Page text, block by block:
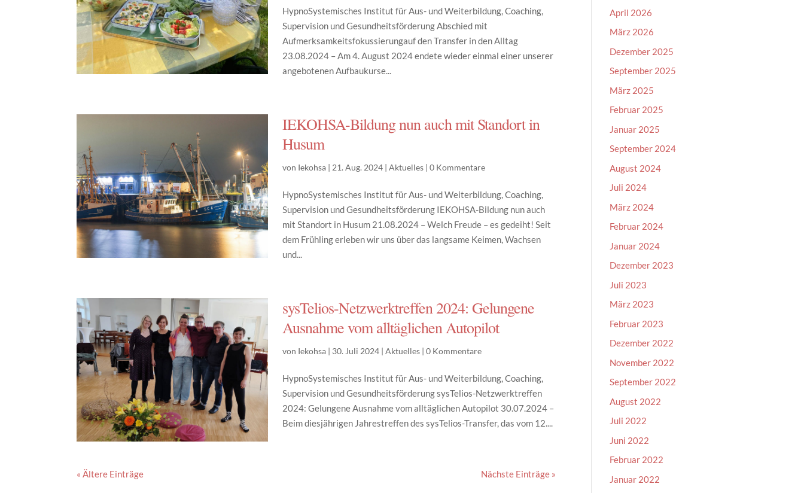
HypnoSystemisches Institut für Aus- und Weiterbildung, Coaching,
Supervision und Gesundheitsförderung Abschied mit
Aufmerksamkeitsfokussierungauf den Transfer in den Alltag
23.08.2024 – Am 4. August 2024 endete wieder einmal einer unserer
angebotenen Aufbaukurse...
IEKOHSA-Bildung nun auch mit Standort in
Husum
von Iekohsa | 21. Aug. 2024 |Aktuelles |0 Kommentare
HypnoSystemisches Institut für Aus- und Weiterbildung, Coaching,
Supervision und Gesundheitsförderung IEKOHSA-Bildung nun auch
mit Standort in Husum 21.08.2024 – Welch Freude – es gedeiht! Seit
dem Frühling erleben wir uns über das langsame Keimen, Wachsen
und...
sysTelios-Netzwerktreffen 2024: Gelungene
Ausnahme vom alltäglichen Autopilot
von Iekohsa | 30. Juli 2024 |Aktuelles |0 Kommentare
HypnoSystemisches Institut für Aus- und Weiterbildung, Coaching,
Supervision und Gesundheitsförderung sysTelios-Netzwerktreffen
2024: Gelungene Ausnahme vom alltäglichen Autopilot 30.07.2024 –
Beim diesjährigen Jahrestreffen des sysTelios-Transfer, das vom 12....
« Ältere Einträge Nächste Einträge »
April 2026
März 2026
Dezember 2025
September 2025
März 2025
Februar 2025
Januar 2025
September 2024
August 2024
Juli 2024
März 2024
Februar 2024
Januar 2024
Dezember 2023
Juli 2023
März 2023
Februar 2023
Dezember 2022
November 2022
September 2022
August 2022
Juli 2022
Juni 2022
Februar 2022
Januar 2022